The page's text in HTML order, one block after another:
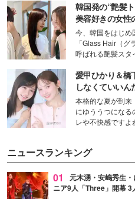
ニオン好き”という
デルの宮城舞と島
談をお届け！それ
ら、今作ならでは
の感動をもたらす
ーについて熱く語
た。
韓国発の“艶髪
美容好きの女性
「ヘアケア事情
今、韓国をはじめ
「Glass Hair（グ
呼ばれる艶髪スタ
ションの完成度を
して、“髪そのもの
めて注目する人が
子。今回は、そん
な髪を日常で叶え
女性たちのヘアケ
愛甲ひかり＆橋
しなくていいん
対策”の新しい選
本格的な夏が到来
にゆううつになる
レや不快感ですよ
好さんを迎えて本
ク。猛暑のお出か
すヒントや、2人
生理の新常識にも
ニュースランキング
01
元木湧・安嶋秀生
ニア9人「Three」開幕 3